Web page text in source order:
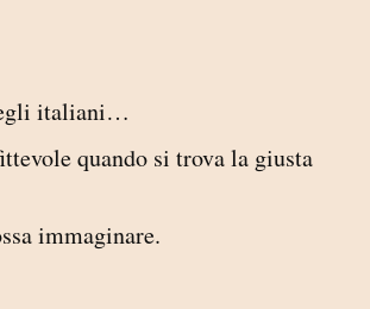
italiani…
quando si trova la giusta
immaginare.